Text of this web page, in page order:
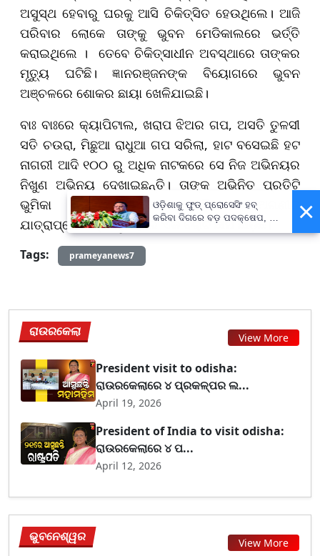
ଅସୁସ୍ଥ ହେବାରୁ ଘରକୁ ଆସି ଚିକିତ୍ସିତ ହେଉଥିଲେ। ଆଜି
ପରିବାର ଲୋକେ ତାଙ୍କୁ ଭୁବନ ମେଡିକାଲରେ ଭର୍ତ୍ତି
କରାଇଥିଲେ । ତେବେ ଚିକିତ୍ସାଧୀନ ଅବସ୍ଥାରେ ତାଙ୍କର
ମୃତ୍ୟୁ ଘଟିଛି। ଜ୍ଞାନରଞ୍ଜନଙ୍କ ବିୟୋଗରେ ଭୁବନ
ଅଞ୍ଚଳରେ ଶୋକର ଛାୟା ଖେଳିଯାଇଛି।
ବାଃ ବାଃରେ କ୍ୟାପିଟାଲ, ଖରାପ ଝିଅର ଗପ, ଅସତି ତୁଳସୀ
ସତି ଚଉରା, ମିଛୁଆ ରାଧୁଆ ଗପ ସରିଲା, ହାଟ ବସେଇଛି ହଟ
ନାଗରୀ ଆଦି ୧୦୦ ରୁ ଅଧିକ ନାଟକରେ ସେ ନିଜ ଅଭିନୟର
ନିଖୁଣ ଅଭିନୟ ଦେଖାଇଛନ୍ତି। ତାଙ୍କ ଅଭିନିତ ପ୍ରତିଟି
ଭୁମିକା ନିଶ୍ଚୟ ଭାବେ ଓଡ଼ିଶାର ଅଗଣୀତ
ଯାତ୍ରାପ୍ରେମୀଙ୍କ ହୃଦୟରେ ଏକ ବିରାଟ ଛାପ ଛାଡ଼ିଛି।
Tags: prameyanews7
ରାଉରକେଲା View More
President visit to odisha:
ରାଉରକେଲାରେ ୪ ପ୍ରକଳ୍ପର ଲ...
April 19, 2026
President of India to visit odisha:
ରାଉରକେଲାରେ ୪ ପ...
April 12, 2026
ଭୁବନେଶ୍ୱର View More
×
ଓଡ଼ିଶାକୁ ଫୁଡ୍ ପ୍ରୋସେସିଂ ହବ୍
କରିବା ଦିଗରେ ବଡ଼ ପଦକ୍ଷେପ, ୪୨
ହଜାରରୁ ଅଧିକ ନିଯୁକ୍ତି ସୁଯୋଗ